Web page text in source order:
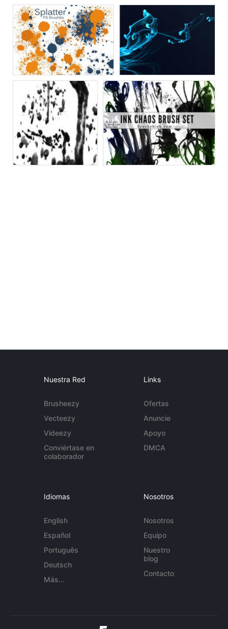
Nuestra Red
Brusheezy
Vecteezy
Videezy
Conviértase en
colaborador
Links
Ofertas
Anuncie
Apoyo
DMCA
Idiomas
English
Español
Português
Deutsch
Más...
Nosotros
Nosotros
Equipo
Nuestro
blog
Contacto